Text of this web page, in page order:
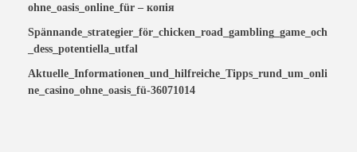
ohne_oasis_online_für – копія
Spännande_strategier_för_chicken_road_gambling_game_och
_dess_potentiella_utfal
Aktuelle_Informationen_und_hilfreiche_Tipps_rund_um_onli
ne_casino_ohne_oasis_fü-36071014